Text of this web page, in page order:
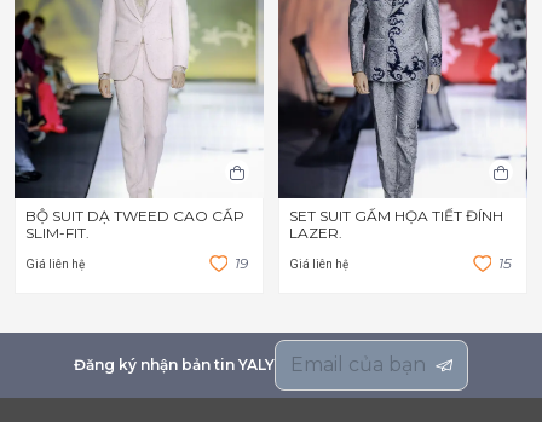
BỘ SUIT DẠ TWEED CAO CẤP
SLIM-FIT.
Giá liên hệ 19
SET SUIT GẤM HỌA TIẾT ĐÍNH
LAZER.
Giá liên hệ 15
Đăng ký nhận bản tin YALY